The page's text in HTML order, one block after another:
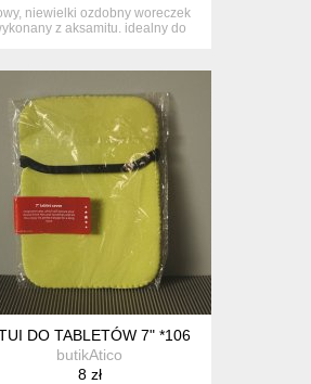
niewielki ozdobny woreczek
z aksamitu. idealny do
DESIGN
DO TABLETÓW 7" *106
butikAtico
8 zł